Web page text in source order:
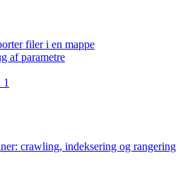
filer i en mappe
af parametre
crawling, indeksering og rangering